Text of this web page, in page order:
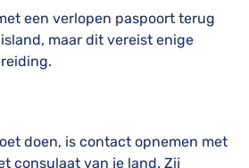
een verlopen paspoort terug
maar dit vereist enige
doen, is contact opnemen met
consulaat van je land. Zij